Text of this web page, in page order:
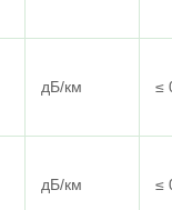
дБ/км ≤
дБ/км ≤